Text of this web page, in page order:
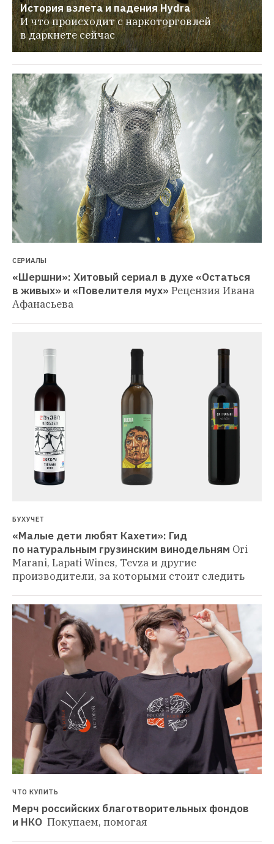
История взлета и падения Hydra
И что происходит с наркоторговлей
в даркнете сейчас
СЕРИАЛЫ
«Шершни»: Хитовый сериал в духе «Остаться
в живых» и «Повелителя мух» Рецензия Ивана
Афанасьева
БУХУЧЕТ
«Малые дети любят Кахети»: Гид
по натуральным грузинским винодельням Ori
Marani, Lapati Wines, Tevza и другие
производители, за которыми стоит следить
ЧТО КУПИТЬ
Мерч российских благотворительных фондов
и НКО Покупаем, помогая